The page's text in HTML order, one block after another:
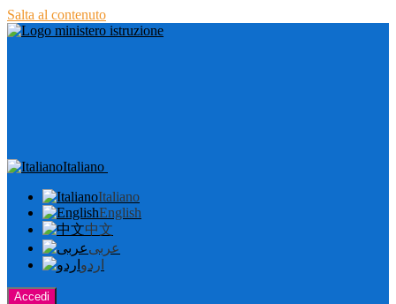
Salta al contenuto
Italiano
Italiano
English
中文
عربى
اردو
Accedi